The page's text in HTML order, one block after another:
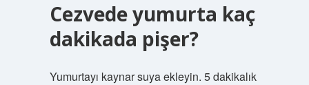
Cezvede yumurta kaç
dakikada pişer?
Yumurtayı kaynar suya ekleyin. 5 dakikalık